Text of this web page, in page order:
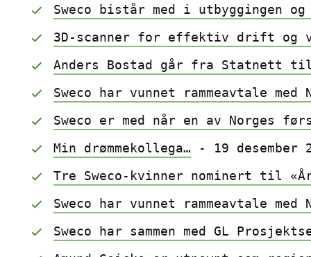
Sweco bistår med i utbyggingen
3D-scanner for effektiv drift og
Anders Bostad går fra Statnett til
Sweco har vunnet rammeavtale med
Sweco er med når en av Norges
Min drømmekollega… - 19 desember
Tre Sweco-kvinner nominert til
Sweco har vunnet rammeavtale med
Sweco har sammen med GL